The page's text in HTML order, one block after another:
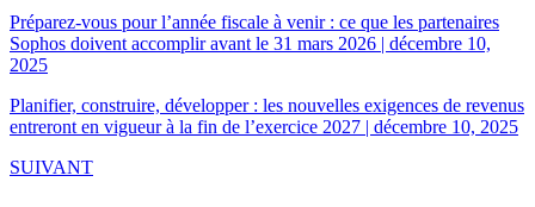
Préparez-vous pour l’année fiscale à venir : ce que les partenaires
Sophos doivent accomplir avant le 31 mars 2026 | décembre 10,
2025
Planifier, construire, développer : les nouvelles exigences de revenus
entreront en vigueur à la fin de l’exercice 2027 | décembre 10, 2025
SUIVANT